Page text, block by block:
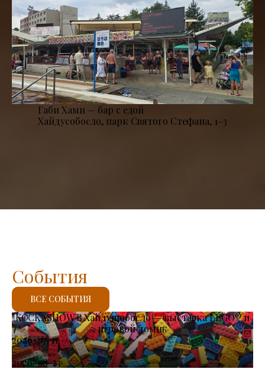
Габи Хами — бар с едой
Хайдусобосло, парк Святого Стефана, 1–3
KOCKASHOW В Хайдушобосло — выставка LEGO® и
игровой домик
2026-07-11
-
2026-08-23
События
ВСЕ СОБЫТИЯ